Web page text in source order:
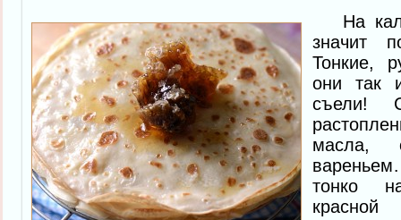
На
значит
Тонкие,
они так
съели!
масла,
тонко